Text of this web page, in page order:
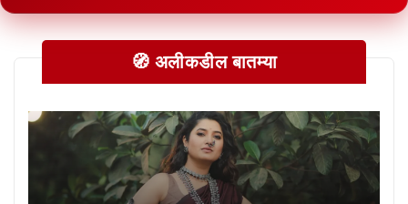
🧭 अलीकडील बातम्या